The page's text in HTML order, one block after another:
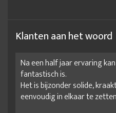
Klanten aan het woord
Na een half jaar ervaring
fantastisch is.
Het is bijzonder solide,
eenvoudig in elkaar te